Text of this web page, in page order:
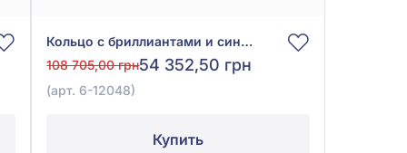
Кольцо с бриллиантами и синим сапфиром из белого золота 585°, арт. 6-12048
108 705,00 грн54 352,50 грн
(арт. 6-12048)
Купить